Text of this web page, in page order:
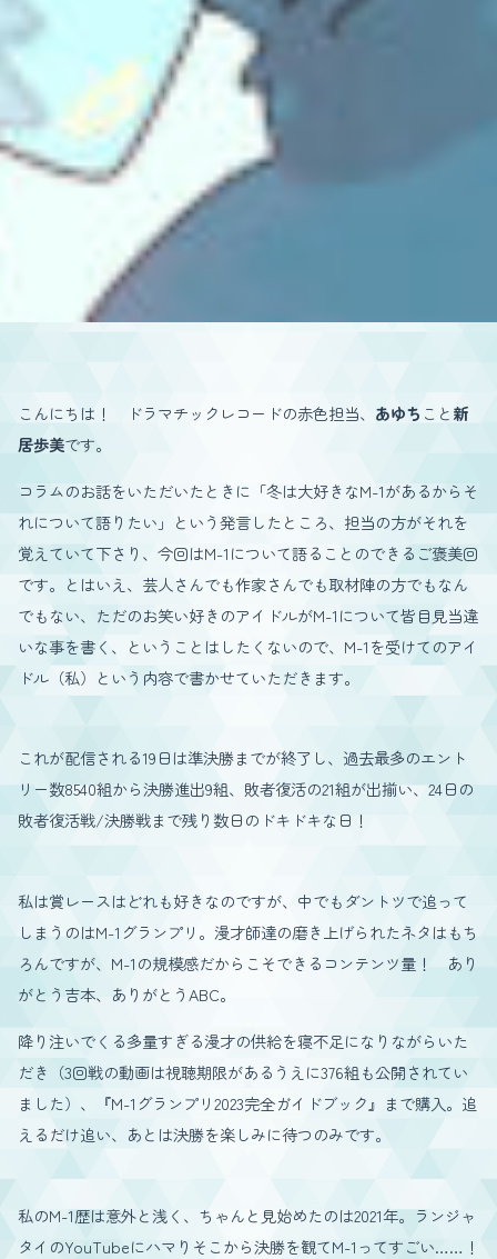
こんにちは！ ドラマチックレコードの赤色担当、 あゆち こと新
居歩美です。
コラムのお話をいただいたときに「冬は大好きなM-1があるからそ
れについて語りたい」という発言したところ、担当の方がそれを
覚えていて下さり、今回はM-1について語ることのできるご褒美回
です。とはいえ、芸人さんでも作家さんでも取材陣の方でもなん
でもない、ただのお笑い好きのアイドルがM-1について皆目見当違
いな事を書く、ということはしたくないので、M-1を受けてのアイ
ドル（私）という内容で書かせていただきます。
これが配信される19日は準決勝までが終了し、過去最多のエント
リー数8540組から決勝進出9組、敗者復活の21組が出揃い、24日の
敗者復活戦/決勝戦まで残り数日のドキドキな日！
私は賞レースはどれも好きなのですが、中でもダントツで追って
しまうのはM-1グランプリ。漫才師達の磨き上げられたネタはもち
ろんですが、M-1の規模感だからこそできるコンテンツ量！ あり
がとう吉本、ありがとうABC。
降り注いでくる多量すぎる漫才の供給を寝不足になりながらいた
だき（3回戦の動画は視聴期限があるうえに376組も公開されてい
ました）、『M-1グランプリ2023完全ガイドブック』まで購入。追
えるだけ追い、あとは決勝を楽しみに待つのみです。
私のM-1歴は意外と浅く、ちゃんと見始めたのは2021年。ランジャ
タイのYouTubeにハマりそこから決勝を観てM-1ってすごい……！